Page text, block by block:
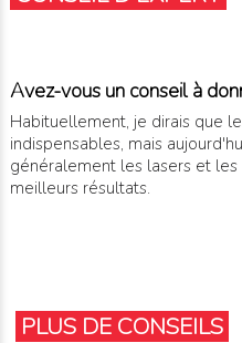
Avez-vous un conseil à
Habituellement, je dirais que
indispensables, mais
généralement les lasers et
meilleurs résultats.
PLUS DE CONSEILS